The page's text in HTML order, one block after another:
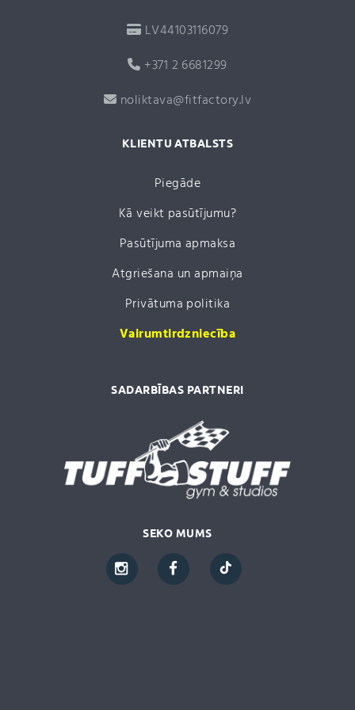
LV44103116079
+371 2 6681299
noliktava@fitfactory.lv
KLIENTU ATBALSTS
Piegāde
Kā veikt pasūtījumu?
Pasūtījuma apmaksa
Atgriešana un apmaiņa
Privātuma politika
Vairumtirdzniecība
SADARBĪBAS PARTNERI
SEKO MUMS